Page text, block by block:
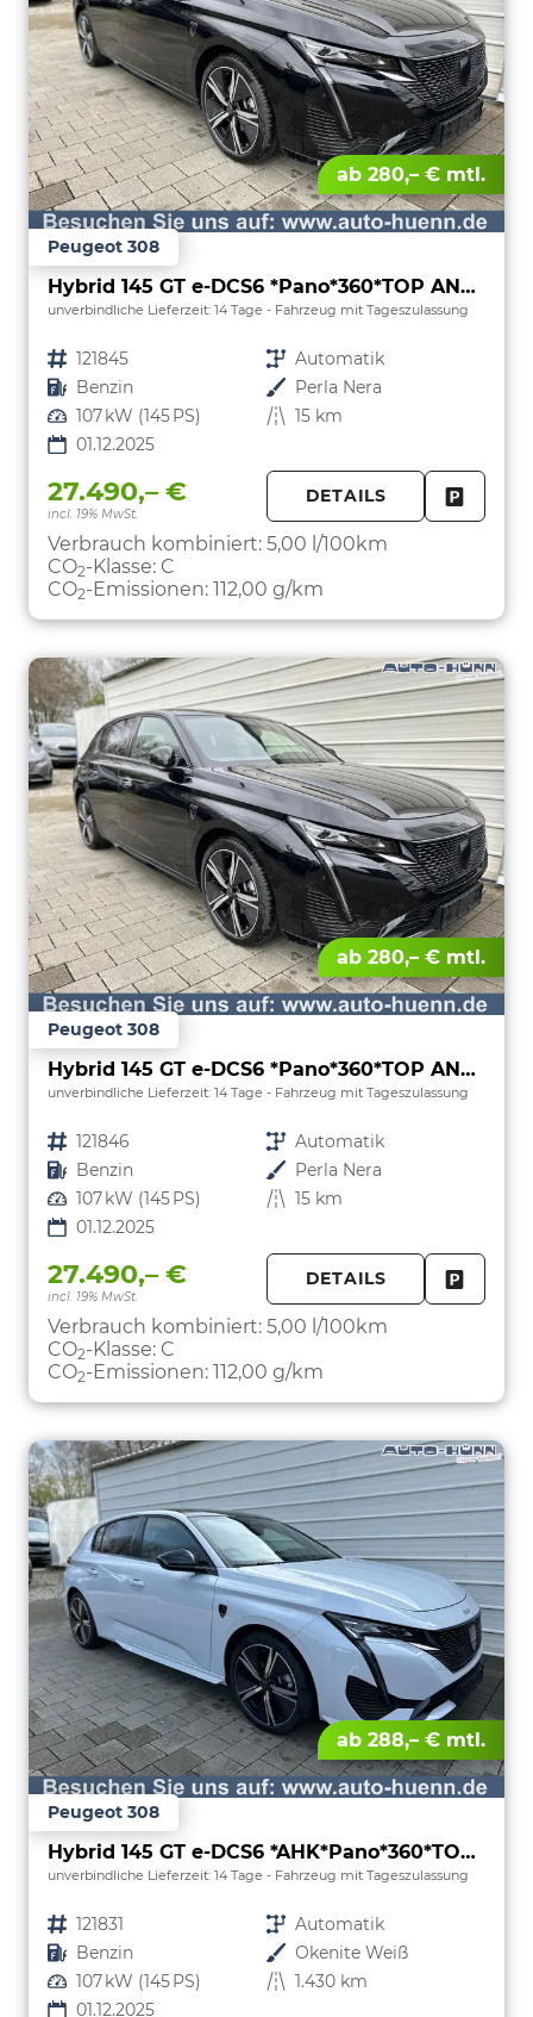
ab 280,– € mtl.
Peugeot 308
Hybrid 145 GT e-DCS6 *Pano*360*TOP ANGEBOT
unverbindliche Lieferzeit: 14 Tage Fahrzeug mit Tageszulassung
Fahrzeugnr. 121845 Getriebe Automatik
Kraftstoff Benzin Außenfarbe Perla Nera
Leistung 107 kW (145 PS) Kilometerstand 15 km
01.12.2025
27.490,– €
incl. 19% MwSt.
DETAILS
Verbrauch kombiniert: 5,00 l/100km
CO2-Klasse: C
CO2-Emissionen: 112,00 g/km
ab 280,– € mtl.
Peugeot 308
Hybrid 145 GT e-DCS6 *Pano*360*TOP ANGEBOT
unverbindliche Lieferzeit: 14 Tage Fahrzeug mit Tageszulassung
Fahrzeugnr. 121846 Getriebe Automatik
Kraftstoff Benzin Außenfarbe Perla Nera
Leistung 107 kW (145 PS) Kilometerstand 15 km
01.12.2025
27.490,– €
incl. 19% MwSt.
DETAILS
Verbrauch kombiniert: 5,00 l/100km
CO2-Klasse: C
CO2-Emissionen: 112,00 g/km
ab 288,– € mtl.
Peugeot 308
Hybrid 145 GT e-DCS6 *AHK*Pano*360*TOP ANGEBOT
unverbindliche Lieferzeit: 14 Tage Fahrzeug mit Tageszulassung
Fahrzeugnr. 121831 Getriebe Automatik
Kraftstoff Benzin Außenfarbe Okenite Weiß
Leistung 107 kW (145 PS) Kilometerstand 1.430 km
01.12.2025